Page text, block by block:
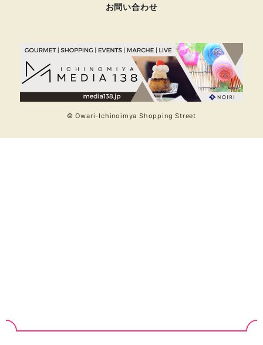
お問い合わせ
© Owari-Ichinoimya Shopping Street